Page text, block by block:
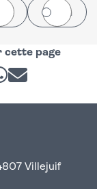
Oui Non
cette page
sur Facebook
sur LinkedIn
Partager sur
Partager par
Villejuif